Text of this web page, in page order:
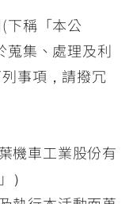
下稱「本公
蒐集、處理及利
事項，請撥冗
機車工業股份有
）